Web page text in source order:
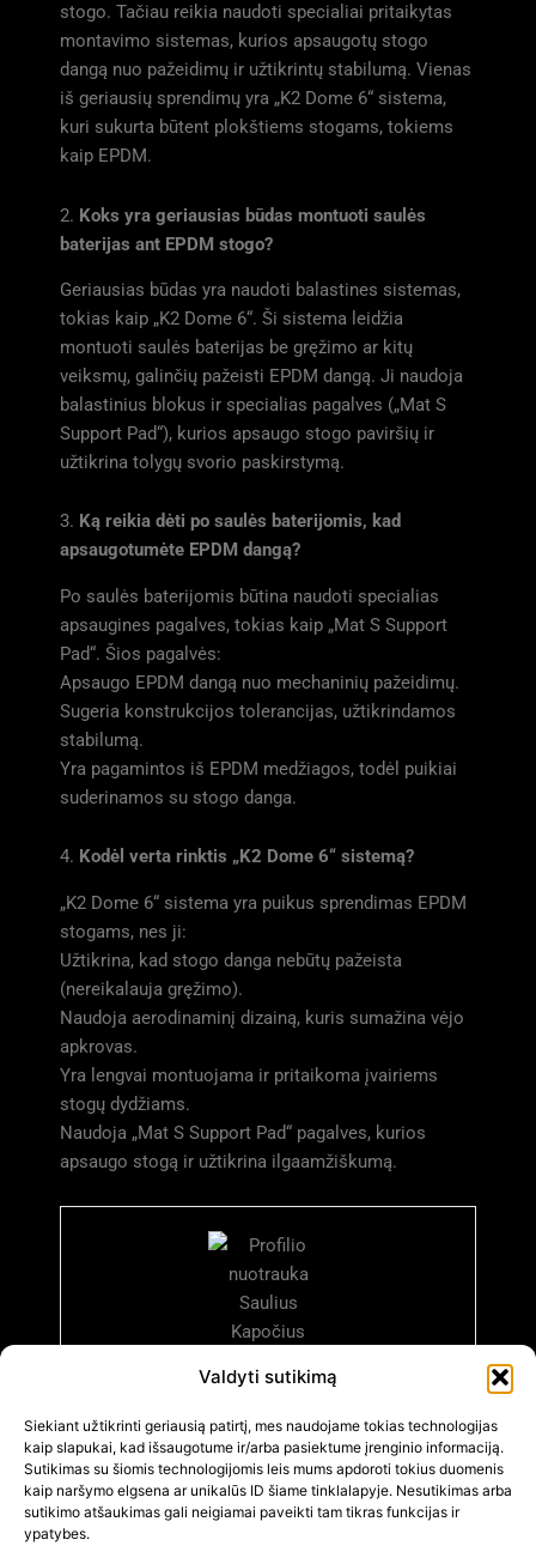
Valdyti sutikimą
Siekiant užtikrinti geriausią patirtį, mes naudojame tokias technologijas
kaip slapukai, kad išsaugotume ir/arba pasiektume įrenginio informaciją.
Sutikimas su šiomis technologijomis leis mums apdoroti tokius duomenis
kaip naršymo elgsena ar unikalūs ID šiame tinklalapyje. Nesutikimas arba
sutikimo atšaukimas gali neigiamai paveikti tam tikras funkcijas ir
ypatybes.
stogo. Tačiau reikia naudoti specialiai pritaikytas
montavimo sistemas, kurios apsaugotų stogo
dangą nuo pažeidimų ir užtikrintų stabilumą. Vienas
iš geriausių sprendimų yra „K2 Dome 6“ sistema,
kuri sukurta būtent plokštiems stogams, tokiems
kaip EPDM.
2. Koks yra geriausias būdas montuoti saulės
baterijas ant EPDM stogo?
Geriausias būdas yra naudoti balastines sistemas,
tokias kaip „K2 Dome 6“. Ši sistema leidžia
montuoti saulės baterijas be gręžimo ar kitų
veiksmų, galinčių pažeisti EPDM dangą. Ji naudoja
balastinius blokus ir specialias pagalves („Mat S
Support Pad“), kurios apsaugo stogo paviršių ir
užtikrina tolygų svorio paskirstymą.
3. Ką reikia dėti po saulės baterijomis, kad
apsaugotumėte EPDM dangą?
Po saulės baterijomis būtina naudoti specialias
apsaugines pagalves, tokias kaip „Mat S Support
Pad“. Šios pagalvės:
Apsaugo EPDM dangą nuo mechaninių pažeidimų.
Sugeria konstrukcijos tolerancijas, užtikrindamos
stabilumą.
Yra pagamintos iš EPDM medžiagos, todėl puikiai
suderinamos su stogo danga.
4. Kodėl verta rinktis „K2 Dome 6“ sistemą?
„K2 Dome 6“ sistema yra puikus sprendimas EPDM
stogams, nes ji:
Užtikrina, kad stogo danga nebūtų pažeista
(nereikalauja gręžimo).
Naudoja aerodinaminį dizainą, kuris sumažina vėjo
apkrovas.
Yra lengvai montuojama ir pritaikoma įvairiems
stogų dydžiams.
Naudoja „Mat S Support Pad“ pagalves, kurios
apsaugo stogą ir užtikrina ilgaamžiškumą.
Ilgametė patirtis dirbant su sutapdintais stogais.